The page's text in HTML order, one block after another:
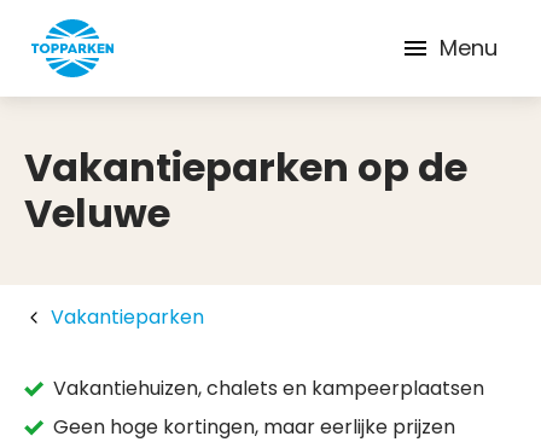
Menu
Vakantieparken op de
Veluwe
Vakantieparken
Vakantiehuizen, chalets en kampeerplaatsen
Geen hoge kortingen, maar eerlijke prijzen